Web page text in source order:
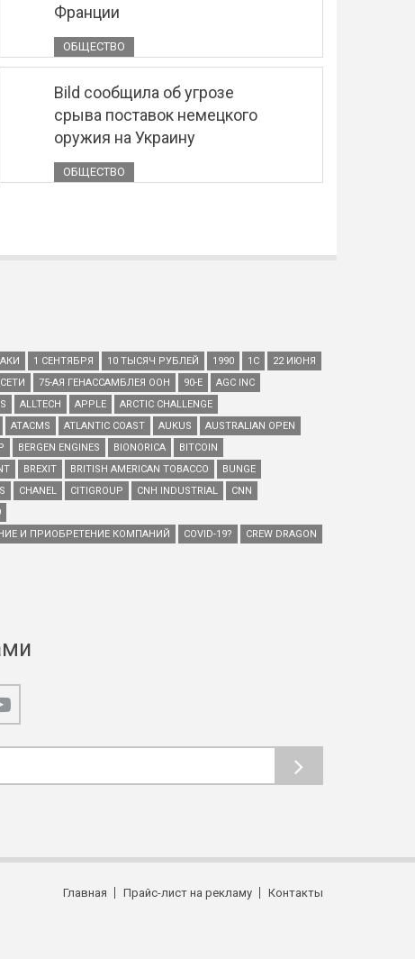
Франции
ОБЩЕСТВО
Bild сообщила об угрозе
срыва поставок немецкого
оружия на Украину
ОБЩЕСТВО
1 СЕНТЯБРЯ 10 ТЫСЯЧ РУБЛЕЙ 1990 1С
22 ИЮНЯ
СЕТИ 75-АЯ ГЕНАССАМБЛЕЯ ООН 90-Е
AGC INC
ALLTECH APPLE
ARCTIC CHALLENGE
ATACMS ATLANTIC COAST AUKUS
AUSTRALIAN OPEN
BERGEN ENGINES BIONORICA
BITCOIN
BREXIT BRITISH AMERICAN TOBACCO
BUNGE
CHANEL CITIGROUP CNH INDUSTRIAL
CNN
И ПРИОБРЕТЕНИЕ КОМПАНИЙ
COVID-19?
CREW DRAGON
Главная Прайс-лист на рекламу Контакты